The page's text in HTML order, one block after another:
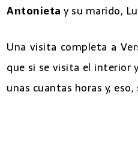
Antonieta y su marido,
Una visita completa a
que si se visita el interior
unas cuantas horas y,